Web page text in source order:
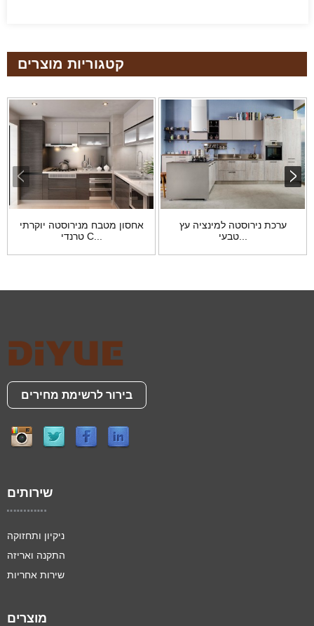
קטגוריות מוצרים
אחסון מטבח מנירוסטה יוקרתי
טרנדי C...
ערכת נירוסטה למינציה עץ
טבעי...
בירור לרשימת מחירים
שירותים
ניקיון ותחזוקה
התקנה ואריזה
שירות אחריות
מוצרים